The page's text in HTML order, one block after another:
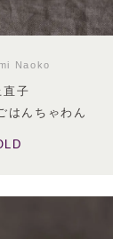
Naoko
直子
んちゃわん